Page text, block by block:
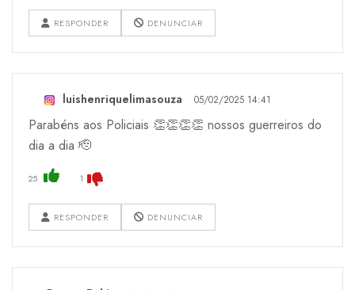
RESPONDER DENUNCIAR
luishenriquelimasouza 05/02/2025 14:41
Parabéns aos Policiais 👏👏👏👏 nossos guerreiros do
dia a dia 🫡
25 1
RESPONDER DENUNCIAR